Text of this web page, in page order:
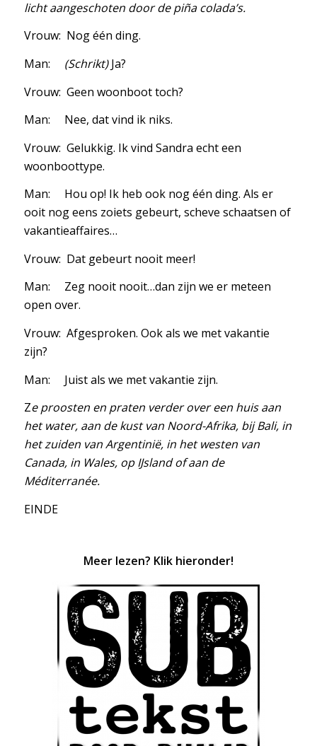
licht aangeschoten door de piña colada’s.
Vrouw: Nog één ding.
Man: (Schrikt)Ja?
Vrouw: Geen woonboot toch?
Man: Nee, dat vind ik niks.
Vrouw: Gelukkig. Ik vind Sandra echt een
woonboottype.
Man: Hou op! Ik heb ook nog één ding. Als er
ooit nog eens zoiets gebeurt, scheve schaatsen of
vakantieaffaires…
Vrouw: Dat gebeurt nooit meer!
Man: Zeg nooit nooit…dan zijn we er meteen
open over.
Vrouw: Afgesproken. Ook als we met vakantie
zijn?
Man: Juist als we met vakantie zijn.
Ze proosten en praten verder over een huis aan
het water, aan de kust van Noord-Afrika, bij Bali, in
het zuiden van Argentinië, in het westen van
Canada, in Wales, op IJsland of aan de
Méditerranée.
EINDE
Meer lezen? Klik hieronder!